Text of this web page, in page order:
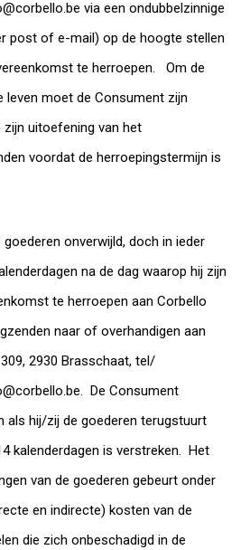
via een ondubbelzinnige
post of e-mail) op de hoogte stellen
te herroepen. Om de
leven moet de Consument zijn
uitoefening van het
voordat de herroepingstermijn is
onverwijld, doch in ieder
na de dag waarop hij zijn
te herroepen aan Corbello
naar of overhandigen aan
2930 Brasschaat, tel/
. De Consument
als hij/zij de goederen terugstuurt
kalenderdagen is verstreken. Het
van de goederen gebeurt onder
en indirecte) kosten van de
die zich onbeschadigd in de